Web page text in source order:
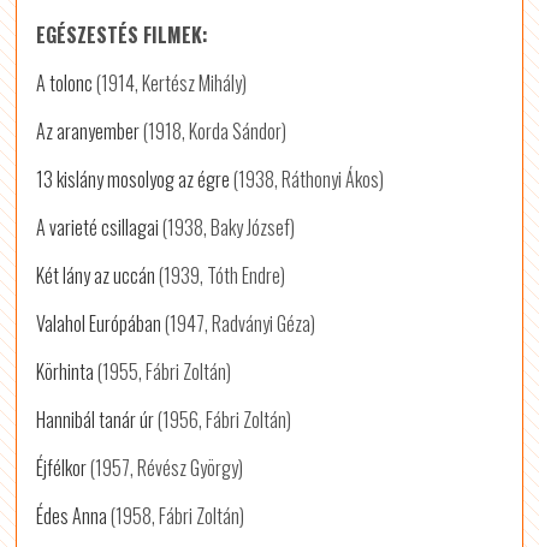
EGÉSZESTÉS FILMEK:
A tolonc(1914, Kertész Mihály)
Az aranyember(1918, Korda Sándor)
13 kislány mosolyog az égre(1938, Ráthonyi Ákos)
A varieté csillagai(1938, Baky József)
Két lány az uccán(1939, Tóth Endre)
Valahol Európában(1947, Radványi Géza)
Körhinta(1955, Fábri Zoltán)
Hannibál tanár úr(1956, Fábri Zoltán)
Éjfélkor(1957, Révész György)
Édes Anna(1958, Fábri Zoltán)